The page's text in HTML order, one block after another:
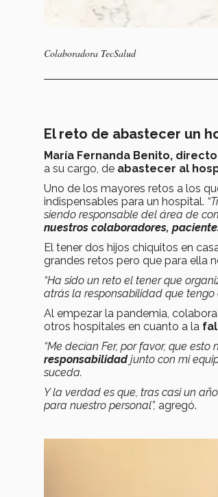
Colaboradora TecSalud
El reto de abastecer un
María Fernanda Benito,
a su cargo, de abastecer al
Uno de los mayores retos a los
indispensables para un hospital.
siendo responsable del área de
nuestros colaboradores,
El tener dos hijos chiquitos en
grandes retos pero que para ella
“Ha sido un reto el tener que
atrás la responsabilidad que tengo
Al empezar la pandemia,
otros hospitales en cuanto a la
“Me decían Fer, por favor, que
responsabilidadjunto con mi
suceda.
Y la verdad es que, tras casi un
para nuestro personal”, agregó.